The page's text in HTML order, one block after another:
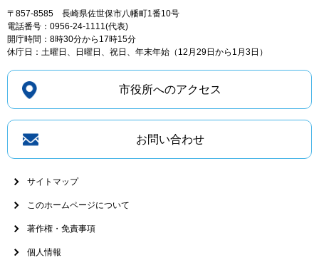
〒857-8585 長崎県佐世保市八幡町1番10号
電話番号：0956-24-1111(代表)
開庁時間：8時30分から17時15分
休庁日：土曜日、日曜日、祝日、年末年始（12月29日から1月3日）
市役所へのアクセス
お問い合わせ
サイトマップ
このホームページについて
著作権・免責事項
個人情報